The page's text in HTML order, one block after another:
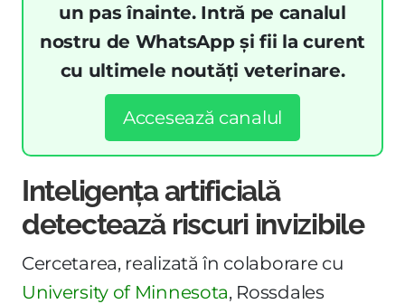
un pas înainte. Intră pe canalul
nostru de WhatsApp și fii la curent
cu ultimele noutăți veterinare.
Accesează canalul
Inteligența artificială
detectează riscuri invizibile
Cercetarea, realizată în colaborare cu
University of Minnesota, Rossdales